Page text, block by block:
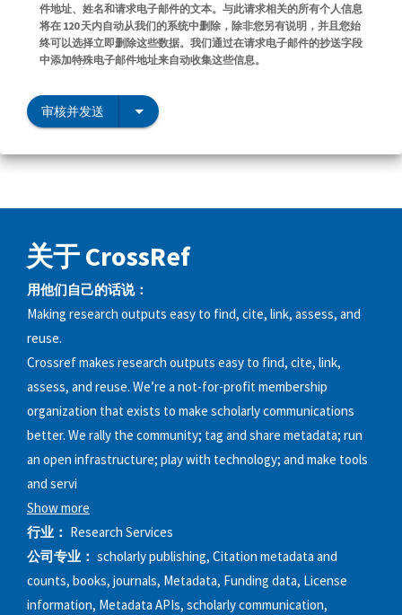
件地址、姓名和请求电子邮件的文本。与此请求相关的所有个人信息
将在 120 天内自动从我们的系统中删除，除非您另有说明，并且您始
终可以选择立即删除这些数据。我们通过在请求电子邮件的抄送字段
中添加特殊电子邮件地址来自动收集这些信息。
审核并发送
关于 CrossRef
用他们自己的话说：
Making research outputs easy to find, cite, link, assess, and
reuse.
Crossref makes research outputs easy to find, cite, link,
assess, and reuse. We’re a not-for-profit membership
organization that exists to make scholarly communications
better. We rally the community; tag and share metadata; run
an open infrastructure; play with technology; and make tools
and servi
Show more
行业： Research Services
公司专业： scholarly publishing, Citation metadata and
counts, books, journals, Metadata, Funding data, License
information, Metadata APIs, scholarly communication,